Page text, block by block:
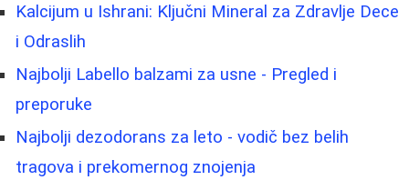
Kalcijum u Ishrani: Ključni Mineral za Zdravlje Dece
i Odraslih
Najbolji Labello balzami za usne - Pregled i
preporuke
Najbolji dezodorans za leto - vodič bez belih
tragova i prekomernog znojenja